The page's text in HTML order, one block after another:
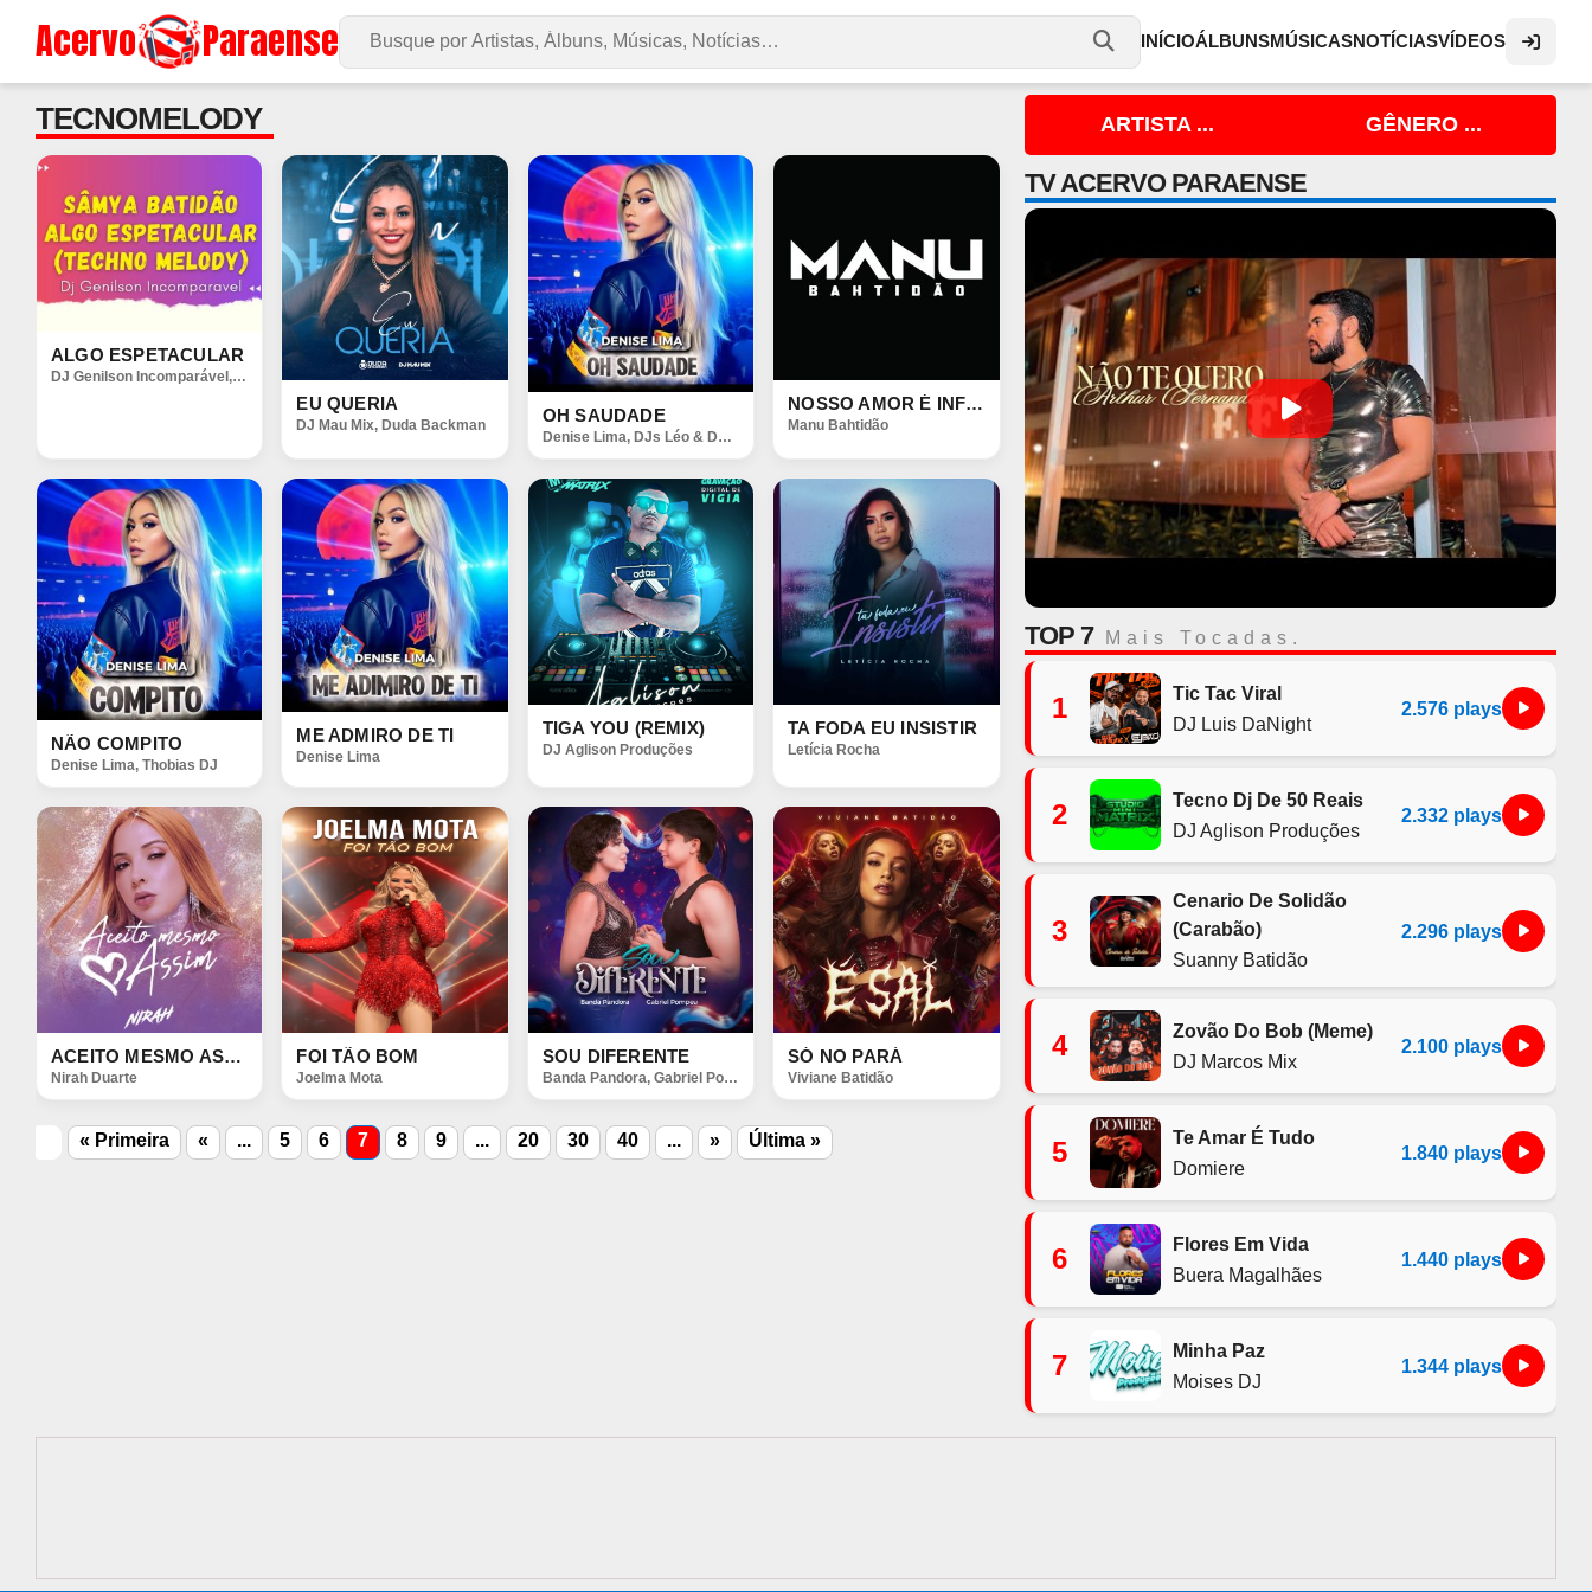
Acervo Paraense Buscar no Site
INÍCIOÁLBUNSMÚSICASNOTÍCIASVÍDEOS
TECNOMELODY
ALGO ESPETACULAR
DJ Genilson Incomparável, Sâmya Batidão
EU QUERIA
DJ Mau Mix, Duda Backman OH SAUDADE
Denise Lima, DJs Léo & Deivid
NOSSO AMOR É INFINITO
Manu Bahtidão
NÃO COMPITO
Denise Lima, Thobias DJ
ME ADMIRO DE TI
Denise Lima
TIGA YOU (REMIX)
DJ Aglison Produções
TA FODA EU INSISTIR
Letícia Rocha
ACEITO MESMO ASSIM
Nirah Duarte
FOI TÃO BOM
Joelma Mota
SOU DIFERENTE
Banda Pandora, Gabriel Pompeu
SÓ NO PARÁ
Viviane Batidão
« Primeira « ... 5 6 7 8 9 ... 20 30 40 ... » Última »
ARTISTA ... GÊNERO ...
TV ACERVO PARAENSE
TOP 7 Mais Tocadas.
1
Tic Tac Viral
DJ Luis DaNight
2.576 plays
2
Tecno Dj De 50 Reais
DJ Aglison Produções
2.332 plays
3
Cenario De Solidão
(Carabão)
Suanny Batidão
2.296 plays
4
Zovão Do Bob (Meme)
DJ Marcos Mix
2.100 plays
5
Te Amar É Tudo
Domiere
1.840 plays
6
Flores Em Vida
Buera Magalhães
1.440 plays
7
Minha Paz
Moises DJ
1.344 plays